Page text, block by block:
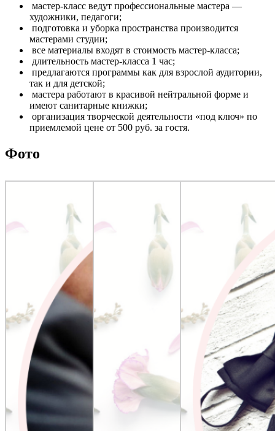
мастер-класс ведут профессиональные мастера —
художники, педагоги;
подготовка и уборка пространства производится
мастерами студии;
все материалы входят в стоимость мастер-класса;
длительность мастер-класса 1 час;
предлагаются программы как для взрослой аудитории,
так и для детской;
мастера работают в красивой нейтральной форме и
имеют санитарные книжки;
организация творческой деятельности «под ключ» по
приемлемой цене от 500 руб. за гостя.
Фото